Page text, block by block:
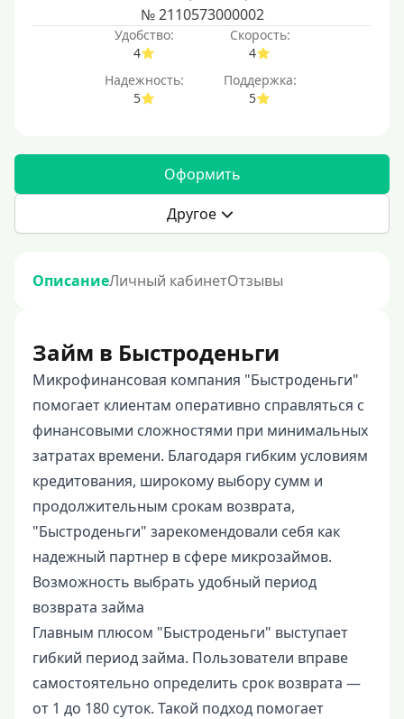
№ 2110573000002
Удобство:
4
Скорость:
4
Надежность:
5
Поддержка:
5
Оформить
Другое
ОписаниеЛичный кабинетОтзывы
Займ в Быстроденьги
Микрофинансовая компания "Быстроденьги"
помогает клиентам оперативно справляться с
финансовыми сложностями при минимальных
затратах времени. Благодаря гибким условиям
кредитования, широкому выбору сумм и
продолжительным срокам возврата,
"Быстроденьги" зарекомендовали себя как
надежный партнер в сфере микрозаймов.
Возможность выбрать удобный период
возврата займа
Главным плюсом "Быстроденьги" выступает
гибкий период займа. Пользователи вправе
самостоятельно определить срок возврата —
от 1 до 180 суток. Такой подход помогает